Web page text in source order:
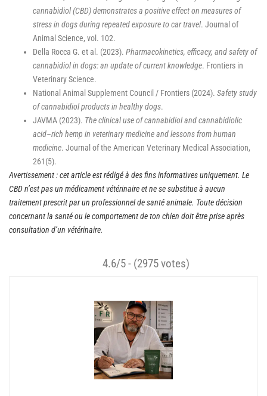
cannabidiol (CBD) demonstrates a positive effect on measures of
stress in dogs during repeated exposure to car travel. Journal of
Animal Science, vol. 102.
Della Rocca G. et al. (2023). Pharmacokinetics, efficacy, and safety of
cannabidiol in dogs: an update of current knowledge. Frontiers in
Veterinary Science.
National Animal Supplement Council / Frontiers (2024). Safety study
of cannabidiol products in healthy dogs.
JAVMA (2023). The clinical use of cannabidiol and cannabidiolic
acid–rich hemp in veterinary medicine and lessons from human
medicine. Journal of the American Veterinary Medical Association,
261(5).
Avertissement : cet article est rédigé à des fins informatives uniquement. Le
CBD n’est pas un médicament vétérinaire et ne se substitue à aucun
traitement prescrit par un professionnel de santé animale. Toute décision
concernant la santé ou le comportement de ton chien doit être prise après
consultation d’un vétérinaire.
4.6/5 - (2975 votes)